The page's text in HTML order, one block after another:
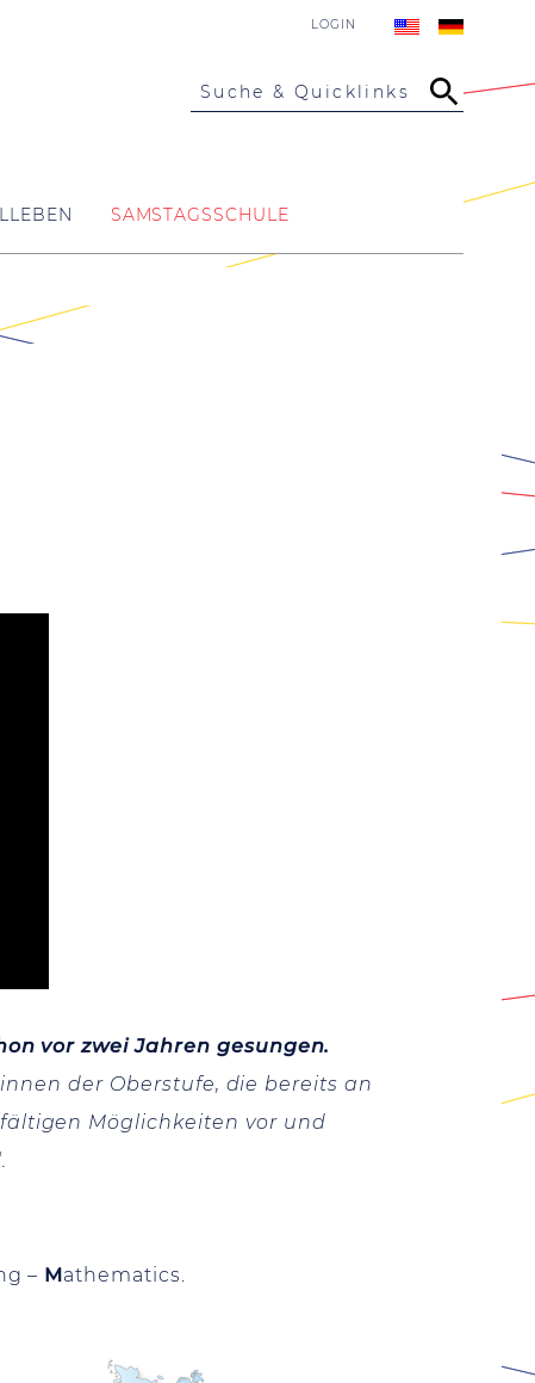
LOGIN
Suche & Quicklinks
SAMSTAGSSCHULE
vor zwei Jahren gesungen.
der Oberstufe, die bereits an
Möglichkeiten vor und
– Mathematics.